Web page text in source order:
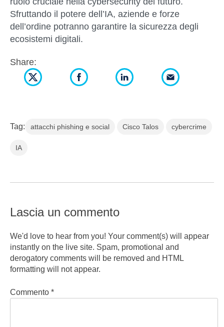
Sfruttando il potere dell’IA, aziende e forze
dell’ordine potranno garantire la sicurezza degli
ecosistemi digitali.
Share:
Tag: attacchi phishing e social Cisco Talos cybercrime
IA
Lascia un commento
We'd love to hear from you! Your comment(s) will appear
instantly on the live site. Spam, promotional and
derogatory comments will be removed and HTML
formatting will not appear.
Commento *